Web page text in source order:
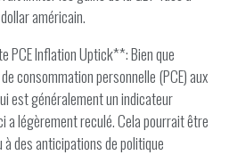
américain.
PCE Inflation Uptick**: Bien que
consommation personnelle (PCE) aux
est généralement un indicateur
a légèrement reculé. Cela pourrait être
des anticipations de politique